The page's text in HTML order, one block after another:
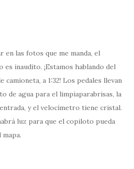
en las fotos que me manda, el
inaudito. ¡Estamos hablando del
camioneta, a 1:32! Los pedales llevan
de agua para el limpiaparabrisas, la
y el velocímetro tiene cristal.
luz para que el copiloto pueda